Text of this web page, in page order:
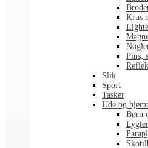
Krus
Pins,
Slik
Sport
Tasker
Ude og
Børn